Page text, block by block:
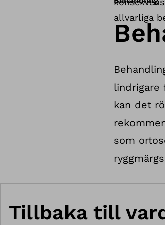
allvarliga
lindrigare
kan det
som
Tillbaka till